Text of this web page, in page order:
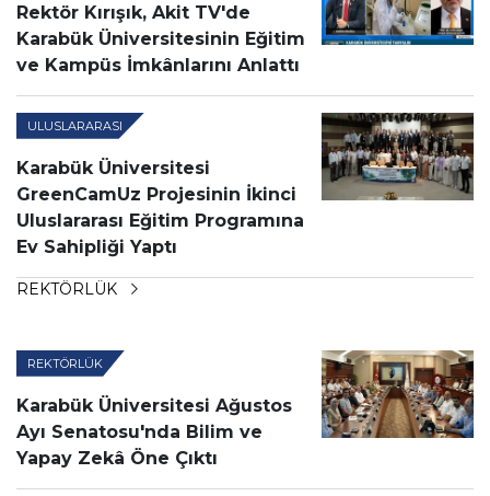
Rektör Kırışık, Akit TV'de
Karabük Üniversitesinin Eğitim
ve Kampüs İmkânlarını Anlattı
ULUSLARARASI
Karabük Üniversitesi
GreenCamUz Projesinin İkinci
Uluslararası Eğitim Programına
Ev Sahipliği Yaptı
REKTÖRLÜK
REKTÖRLÜK
Karabük Üniversitesi Ağustos
Ayı Senatosu'nda Bilim ve
Yapay Zekâ Öne Çıktı